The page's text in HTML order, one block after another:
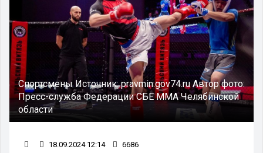
Спортсмены Источник:pravmin.gov74.ruАвтор фото:
Пресс-служба Федерации СБЕ ММА Челябинской
области
18.09.2024 12:14 6686